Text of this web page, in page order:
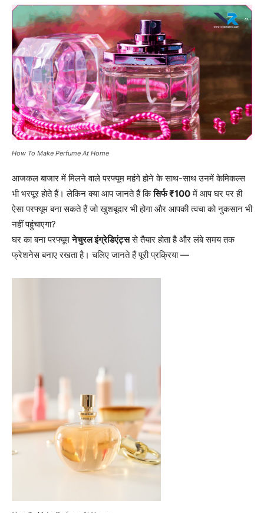
How To Make Perfume At Home
आजकल बाजार में मिलने वाले परफ्यूम महंगे होने के साथ-साथ उनमें केमिकल्स
भी भरपूर होते हैं। लेकिन क्या आप जानते हैं किसिर्फ ₹100में आप घर पर ही
ऐसा परफ्यूम बना सकते हैं जो खुशबूदार भी होगा और आपकी त्वचा को नुकसान भी
नहीं पहुंचाएगा?
घर का बना परफ्यूमनेचुरल इंग्रेडिएंट्ससे तैयार होता है और लंबे समय तक
फ्रेशनेस बनाए रखता है। चलिए जानते हैं पूरी प्रक्रिया —